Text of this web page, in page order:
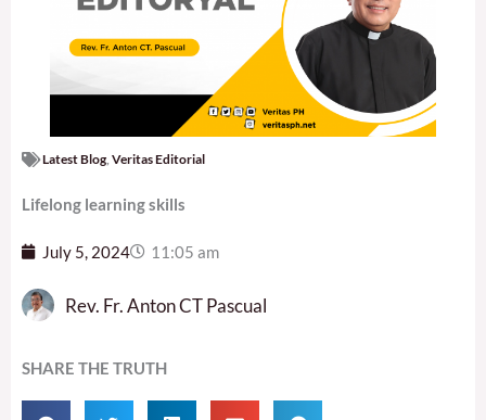
Latest Blog Veritas Editorial
Lifelong learning skills
July 5, 2024 11:05 am
Rev. Fr. Anton CT Pascual
SHARE THE TRUTH